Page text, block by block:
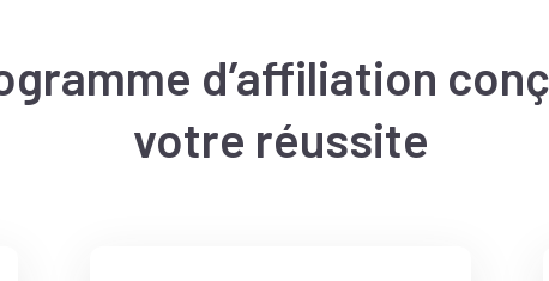
d’affiliation
votre réussite